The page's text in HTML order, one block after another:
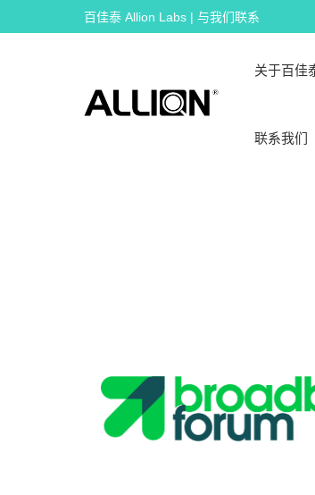
to
百佳泰 Allion Labs | 与我们联系
关于百佳
联系我们